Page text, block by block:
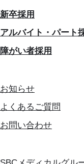
新卒採用
アルバイト・パート
障がい者採用
お知らせ
よくあるご質問
お問い合わせ